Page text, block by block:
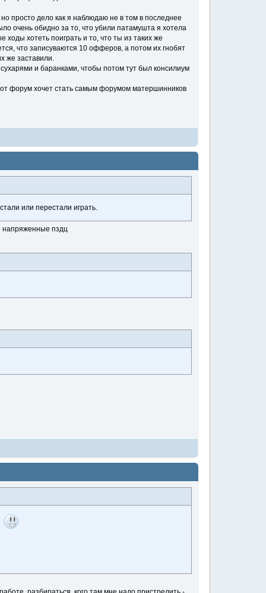
просто дело как я наблюдаю не в том в последнее
очень обидно за то, что убили патамушта я хотела
хотеть поиграть и то, что ты из таких же
что записуваются 10 офферов, а потом их гнобят
же заставили.
и баранками, чтобы потом тут был консилиум
форум хочет стать самым форумом матершинников
или перестали играть.
напряженные пздц